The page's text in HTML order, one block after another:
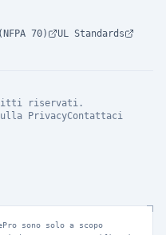
70) UL Standards
riservati.
PrivacyContattaci
sono solo a scopo